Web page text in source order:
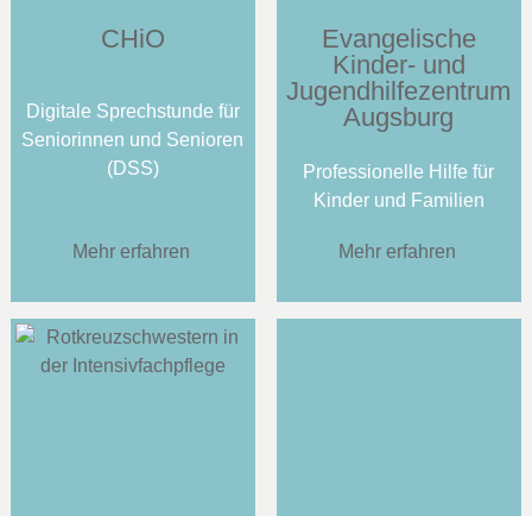
CHiO
Digitale Sprechstunde für
Seniorinnen und Senioren
(DSS)
Mehr erfahren
Evangelische
Kinder- und
Jugendhilfezentrum
Augsburg
Professionelle Hilfe für
Kinder und Familien
Mehr erfahren